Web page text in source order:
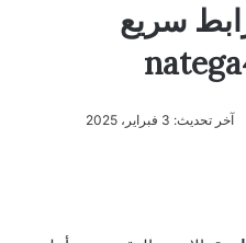
سريع
آخر تحديث: 3 فبراير، 2025